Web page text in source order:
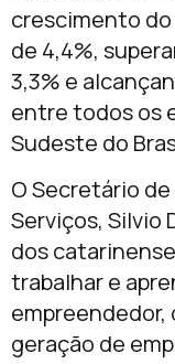
crescimento
de 4,4%,
3,3% e
entre todos os
Sudeste do
O Secretário
Serviços, Silvio
dos
trabalhar e
empreendedor,
geração de